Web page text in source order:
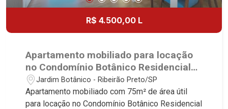
R$ 4.500,00 L
Apartamento mobiliado para locação
no Condomínio Botânico Residencial
Clube, próximo ao Parque Carlos Raya
- Ribeirão Preto/SP.
Jardim Botânico - Ribeirão Preto/SP
Apartamento mobiliado com 75m² de área útil
para locação no Condomínio Botânico Residencial